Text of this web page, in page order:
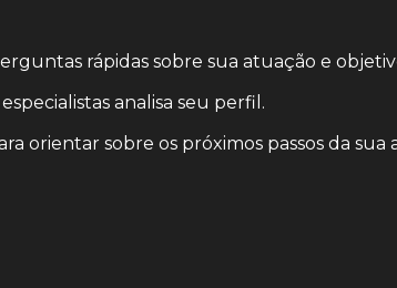
rápidas sobre sua atuação e
analisa seu perfil.
orientar sobre os próximos passos da sua